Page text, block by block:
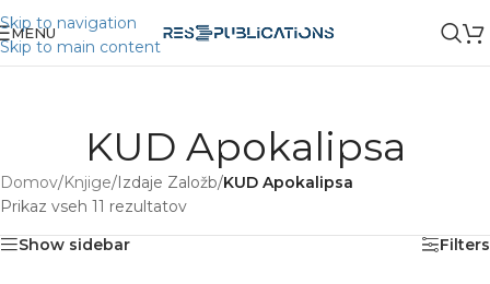
Skip to navigation
Skip to main content
MENU
KUD Apokalipsa
Domov/Knjige/Izdaje Založb/KUD Apokalipsa
Prikaz vseh 11 rezultatov
Show sidebar
Filters